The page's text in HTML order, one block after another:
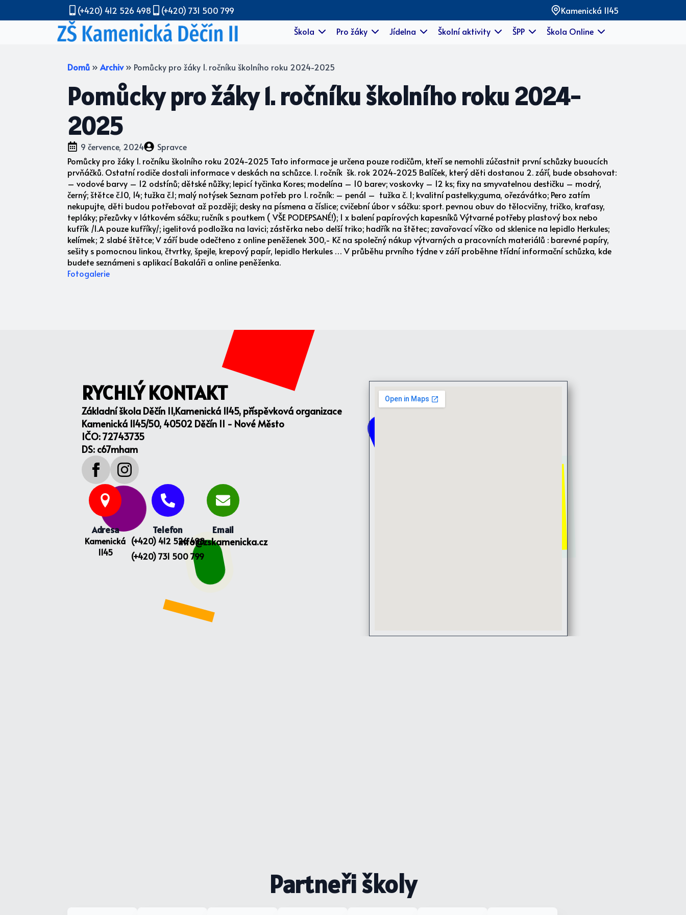
(+420) 412 526 498 (+420) 731 500 799
Kamenická 1145
Škola
Pro žáky Jídelna Školní aktivity ŠPP Škola Online
Domů » Archiv » Pomůcky pro žáky 1. ročníku školního roku 2024-2025
Pomůcky pro žáky 1. ročníku školního roku 2024-
2025
9 července, 2024
Spravce
Pomůcky pro žáky 1. ročníku školního roku 2024-2025 Tato informace je určena pouze rodičům, kteří se nemohli zúčastnit první schůzky buoucích
prvňáčků. Ostatní rodiče dostali informace v deskách na schůzce. 1. ročník šk. rok 2024-2025 Balíček, který děti dostanou 2. září, bude obsahovat:
– vodové barvy – 12 odstínů; dětské nůžky; lepicí tyčinka Kores; modelína – 10 barev; voskovky – 12 ks; fixy na smyvatelnou destičku – modrý,
černý; štětce č.10, 14; tužka č.1; malý notýsek Seznam potřeb pro 1. ročník: – penál – tužka č. 1; kvalitní pastelky;guma, ořezávátko; Pero zatím
nekupujte, děti budou potřebovat až později; desky na písmena a číslice; cvičební úbor v sáčku: sport. pevnou obuv do tělocvičny, tričko, kraťasy,
tepláky; přezůvky v látkovém sáčku; ručník s poutkem ( VŠE PODEPSANÉ!); 1 x balení papírových kapesníků Výtvarné potřeby plastový box nebo
kufřík /1.A pouze kufříky/; igelitová podložka na lavici; zástěrka nebo delší triko; hadřík na štětec; zavařovací víčko od sklenice na lepidlo Herkules;
kelímek; 2 slabé štětce; V září bude odečteno z online peněženek 300,- Kč na společný nákup výtvarných a pracovních materiálů : barevné papíry,
sešity s pomocnou linkou, čtvrtky, špejle, krepový papír, lepidlo Herkules … V průběhu prvního týdne v září proběhne třídní informační schůzka, kde
budete seznámeni s aplikací Bakaláři a online peněženka.
Fotogalerie
RYCHLÝ KONTAKT
Základní škola Děčín II,Kamenická 1145, příspěvková organizace
Kamenická 1145/50, 40502 Děčín II - Nové Město
IČO: 72743735
DS: c67mham
Adresa
Kamenická
1145
Telefon
(+420) 412 526 498
(+420) 731 500 799
Email
info@zskamenicka.cz
Partneři školy